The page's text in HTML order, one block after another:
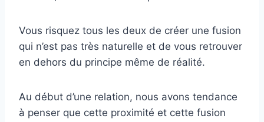
Vous risquez tous les deux de créer une fusion
qui n’est pas très naturelle et de vous retrouver
en dehors du principe même de réalité.
Au début d’une relation, nous avons tendance
à penser que cette proximité et cette fusion